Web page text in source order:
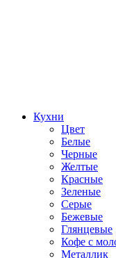
Кухни
Цвет
Белые
Черные
Желтые
Красные
Зеленые
Серые
Бежевые
Глянцевые
Кофе с
Металлик